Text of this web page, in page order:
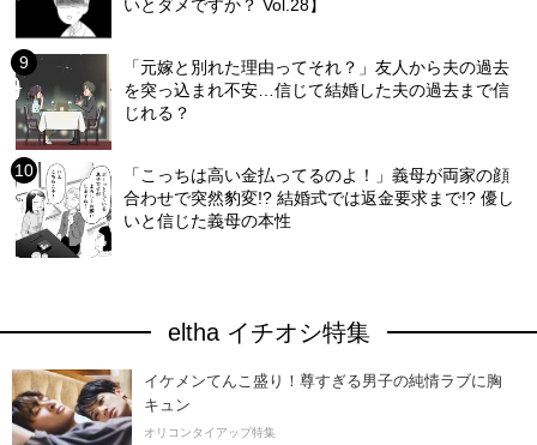
いとダメですか？ Vol.28】
「元嫁と別れた理由ってそれ？」友人から夫の過去
を突っ込まれ不安…信じて結婚した夫の過去まで信
じれる？
「こっちは高い金払ってるのよ！」義母が両家の顔
合わせで突然豹変!? 結婚式では返金要求まで!? 優し
いと信じた義母の本性
eltha イチオシ特集
イケメンてんこ盛り！尊すぎる男子の純情ラブに胸
キュン
オリコンタイアップ特集